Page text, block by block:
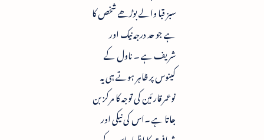
سبز قبا والے بوڑھے شخص کا
ہے جو حد درجہ نیک اور
شریف ہے ۔ ناول کے
کینوس پر ظاہر ہوتے ہی یہ
نوعمر قارئین کی توجہ کا مرکز بن
جاتا ہے ۔اس کی نیکی اور